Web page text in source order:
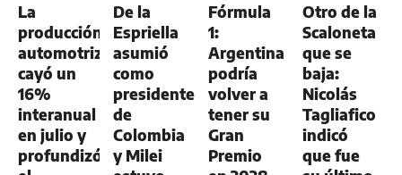
La
producción
automotriz
cayó un
16%
interanual
en julio y
profundizó
De la
Espriella
asumió
como
presidente
de
Colombia
y Milei
Fórmula
1:
Argentina
podría
volver a
tener su
Gran
Premio
Otro de la
Scaloneta
que se
baja:
Nicolás
Tagliafico
indicó
que fue